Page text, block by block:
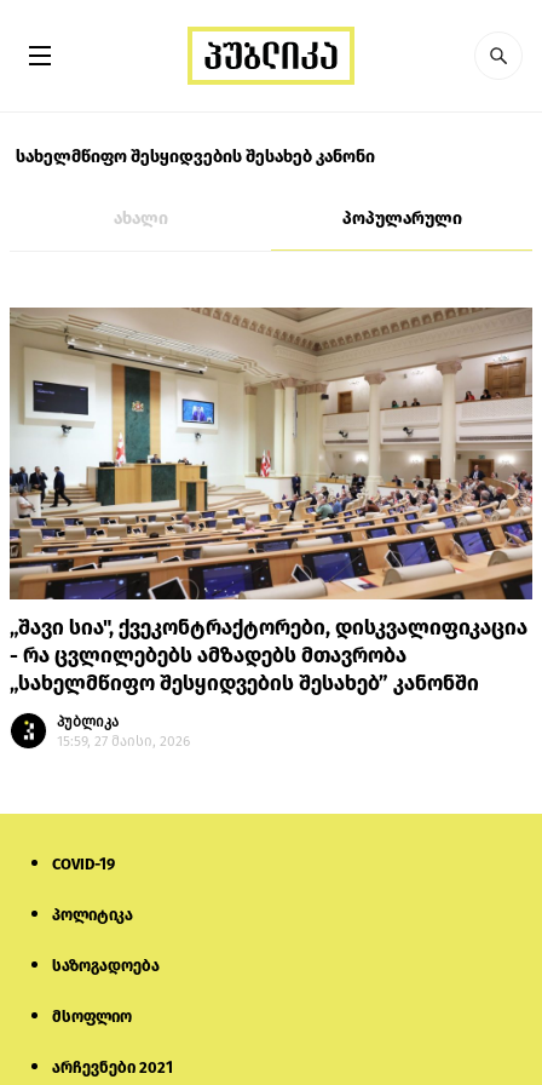
სახელმწიფო შესყიდვების შესახებ კანონი
ახალი პოპულარული
„შავი სია", ქვეკონტრაქტორები, დისკვალიფიკაცია
- რა ცვლილებებს ამზადებს მთავრობა
„სახელმწიფო შესყიდვების შესახებ” კანონში
პუბლიკა
15:59, 27 მაისი, 2026
COVID-19
პოლიტიკა
საზოგადოება
მსოფლიო
არჩევნები 2021